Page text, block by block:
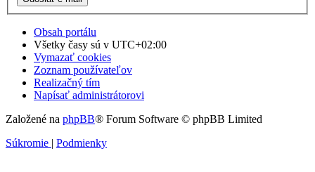
Obsah portálu
Všetky časy sú v UTC+02:00
Vymazať cookies
Zoznam používateľov
Realizačný tím
Napísať administrátorovi
Založené na phpBB® Forum Software © phpBB Limited
Súkromie | Podmienky